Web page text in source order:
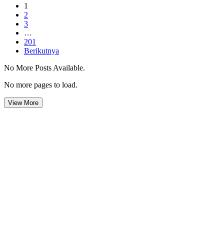
1
2
3
…
201
Berikutnya
No More Posts Available.
No more pages to load.
View More